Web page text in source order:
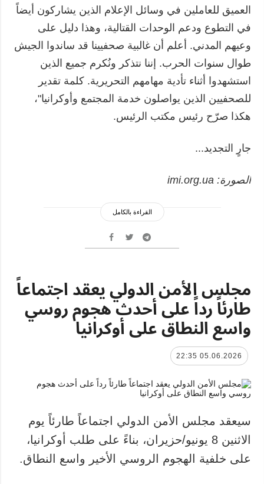
العميق للعاملين في وسائل الإعلام الذين يشاركون أيضاً
في التطوع ودعم الوحدات القتالية، وهذا دليل على
وعيهم المدني. أعلم أن غالبية صحفيينا قد ساندوا الجيش
طوال سنوات الحرب. إننا نتذكر ونُكرم جميع الذين
استشهدوا أثناء تأدية مهامهم التحريرية. كلمة تقدير
للصحفيين الذين يواصلون خدمة المجتمع وأوكرانيا"،
هكذا صرّح رئيس مكتب الرئيس.
جارٍ التجديد...
الصورة: imi.org.ua
القراءة بالكامل
مجلس الأمن الدولي يعقد اجتماعاً
طارئاً رداً على أحدث هجوم روسي
واسع النطاق على أوكرانيا
05.06.2026 22:35
سيعقد مجلس الأمن الدولي اجتماعاً طارئاً يوم
الاثنين 8 يونيو/حزيران، بناءً على طلب أوكرانيا،
على خلفية الهجوم الروسي الأخير واسع النطاق.